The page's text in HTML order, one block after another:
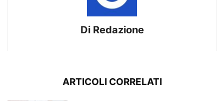
Di Redazione
ARTICOLI CORRELATI